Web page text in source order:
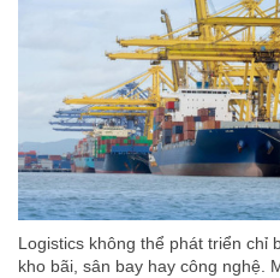
Logistics không thể phát triển chỉ
kho bãi, sân bay hay công nghệ.